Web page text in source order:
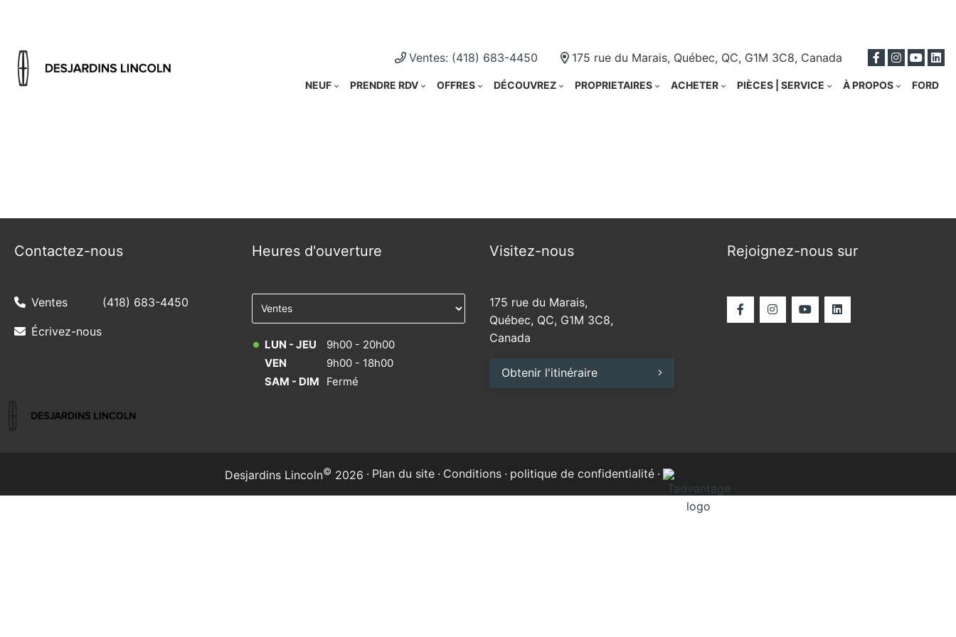
Ventes: (418) 683-4450 175 rue du Marais, Québec, QC, G1M 3C8, Canada
NEUF PRENDRE RDV OFFRES DÉCOUVREZ PROPRIETAIRES ACHETER PIÈCES | SERVICE À PROPOS FORD
Contactez-nous
Ventes (418) 683-4450
Écrivez-nous
Heures d'ouverture
LUN - JEU
9h00 - 20h00
VEN
9h00 - 18h00
SAM - DIM
Fermé
Visitez-nous
175 rue du Marais,
Québec, QC, G1M 3C8,
Canada
Obtenir l'itinéraire
Rejoignez-nous sur
Desjardins Lincoln© 2026 · Plan du site · Conditions · politique de confidentialité ·